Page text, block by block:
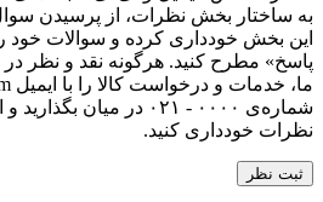
به ساختار بخش نظرات، از پرسیدن
این بخش خودداری کرده و سوالات
پاسخ» مطرح کنید. هرگونه نقد و
شماره‌ی ۰۰۰۰ - ۰۲۱ در
نظرات خودداری کنید.
ثبت نظر